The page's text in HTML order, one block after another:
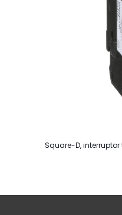
Square-D, interruptor